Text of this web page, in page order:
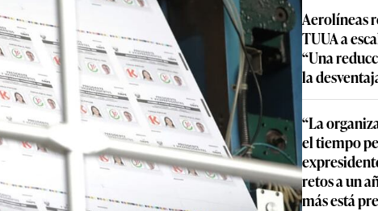
Aerolíneas
TUUA a
“Una
la
“La
el tiempo
retos a un
más está